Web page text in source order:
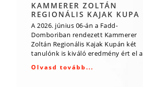
KAMMERER ZOLTÁN
REGIONÁLIS KAJAK KUPA
A 2026. június 06-án a Fadd-
Domboriban rendezett Kammerer
Zoltán Regionális Kajak Kupán két
tanulónk is kiváló eredmény ért el a
Olvasd tovább...